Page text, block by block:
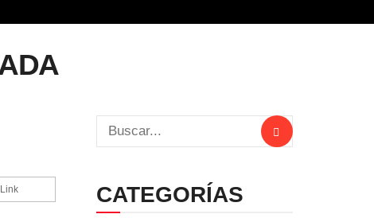
CATEGORÍAS